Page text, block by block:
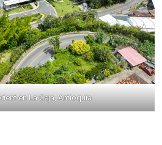
en La Ceja, Antioquia